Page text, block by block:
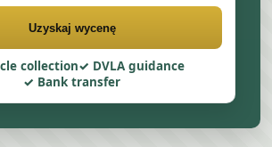
Uzyskaj wycenę
collection
DVLA guidance
Bank transfer